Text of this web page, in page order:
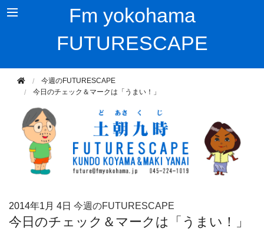
Fm yokohama
FUTURESCAPE
今週のFUTURESCAPE
今日のチェック＆マークは「うまい！」
2014年1月 4日 今週のFUTURESCAPE
今日のチェック＆マークは「うまい！」